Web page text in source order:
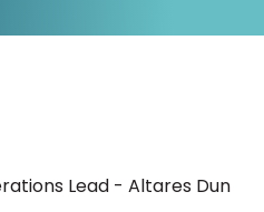
Lead - Altares Dun